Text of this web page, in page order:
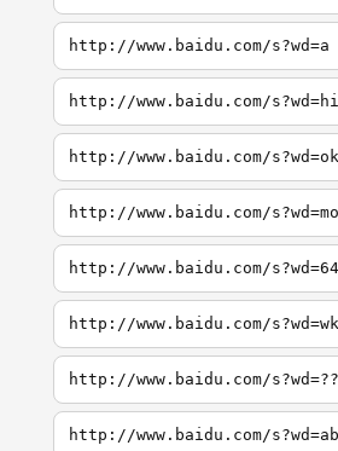
http://www.baidu.com/s?wd=a
http://www.baidu.com/s?wd=hi
http://www.baidu.com/s?wd=ok
http://www.baidu.com/s?wd=mo
http://www.baidu.com/s?wd=64
http://www.baidu.com/s?wd=wk
http://www.baidu.com/s?wd=??
http://www.baidu.com/s?wd=ab